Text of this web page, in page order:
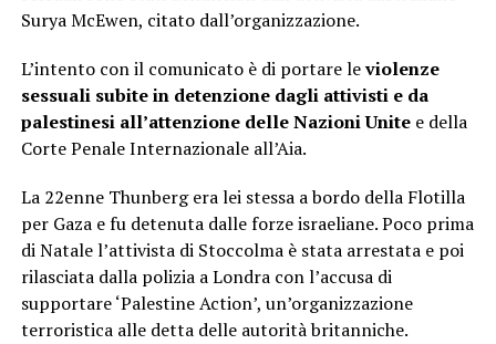
Surya McEwen, citato dall’organizzazione.
L’intento con il comunicato è di portare leviolenze
sessuali subite in detenzione dagli attivisti e da
palestinesi all’attenzione delle Nazioni Unitee della
Corte Penale Internazionale all’Aia.
La 22enne Thunberg era lei stessa a bordo della Flotilla
per Gaza e fu detenuta dalle forze israeliane. Poco prima
di Natale l’attivista di Stoccolma è stata arrestata e poi
rilasciata dalla polizia a Londra con l’accusa di
supportare ‘Palestine Action’, un’organizzazione
terroristica alle detta delle autorità britanniche.